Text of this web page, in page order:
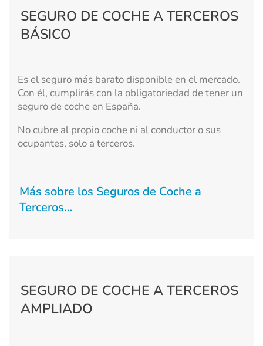
SEGURO DE COCHE A TERCEROS
BÁSICO
Es el seguro más barato disponible en el mercado.
Con él, cumplirás con la obligatoriedad de tener un
seguro de coche en España.
No cubre al propio coche ni al conductor o sus
ocupantes, solo a terceros.
Más sobre los Seguros de Coche a
Terceros…
SEGURO DE COCHE A TERCEROS
AMPLIADO